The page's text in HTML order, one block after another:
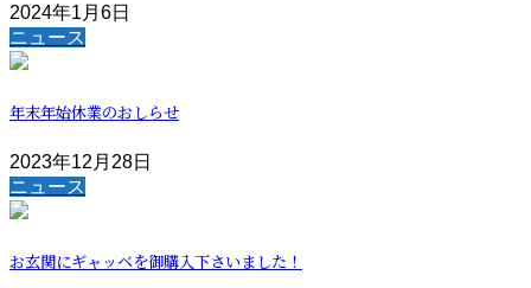
2024年1月6日
ニュース
年末年始休業のおしらせ
2023年12月28日
ニュース
お玄関にギャッベを御購入下さいました！